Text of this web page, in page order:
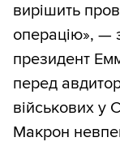
вирішить
операцію», —
президент
перед
військових у
Макрон